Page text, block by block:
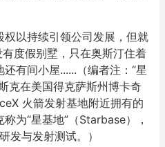
权以持续引领公司发展，但就
度假别墅，只在奥斯汀住着
有间小屋......（编者注：“星
克在美国得克萨斯州博卡奇
火箭发射基地附近拥有的
为“星基地”（Starbase），
发与发射测试。）